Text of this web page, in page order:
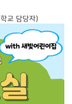
교 담당자)